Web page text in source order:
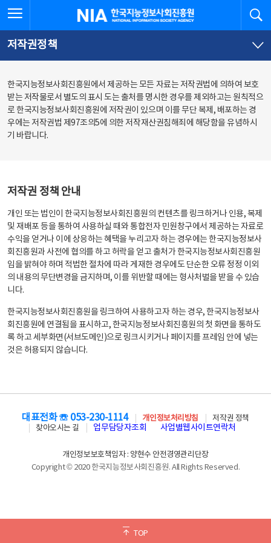
문
로
가
체
뉴
바
가
한국지능정보사회진흥원
저작권정책
한국지능정보사회진흥원에서 제공하는 모든 자료는 저작권법에 의하여 보호
받는 저작물로서 별도의 표시 도는 출처를 명시한 경우를 제외하고는 원칙적으
로 한국지능정보사회진흥원에 저작권이 있으며 이를 무단 복제, 배포하는 경
우에는 저작권법 제97조의5에 의한 저작재산권침해죄에 해당함을 유념하시
기 바랍니다.
저작권 정책 안내
개인 또는 법인이 한국지능정보사회진흥원의 컨텐츠를 링크하거나 인용, 복제
및 재배포 등을 통하여 사용하실 때와 통합전자 민원창구에서 제공하는 자료로
수익을 얻거나 이에 상응하는 혜택을 누리고자 하는 경우에는 한국지능정보사
회진흥원과 사전에 협의를 하고 허락을 얻고 출처가 한국지능정보사회진흥원
임을 밝혀야 하며 적법한 절차에 따라 게재한 경우에도 단순한 오류 정정 이외
의 내용의 무단변경을 금지하며, 이를 위반할 때에는 형사처벌을 받을 수 있습
니다.
한국지능정보사회진흥원을 링크하여 사용하고자 하는 경우, 한국지능정보사
회진흥원에 연결됨을 표시하고, 한국지능정보사회진흥원의 첫 화면을 통하도
록 하고 세부화면(서브도메인)으로 링크시키거나 페이지를 프레임 안에 넣는
것은 허용되지 않습니다.
TOP
대표전화 ☏ 053-230-1114 개인정보처리방침
저작권 정책
찾아오시는 길
업무담당자조회 사업별웹사이트연락처
개인정보보호책임자 : 양현수 안전경영관리단장
Copyright © 2020 한국지능정보사회진흥원. All Rights Reserved.